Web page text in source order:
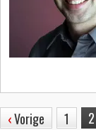
‹Vorige 1 2